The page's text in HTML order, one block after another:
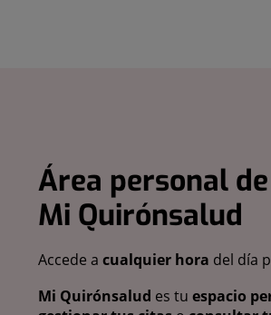
Área personal
Mi Quirónsalud
Accede a cualquier hora del día
Mi Quirónsalud es tu espacio